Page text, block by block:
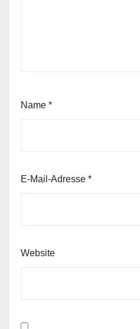
Name *
E-Mail-Adresse *
Website